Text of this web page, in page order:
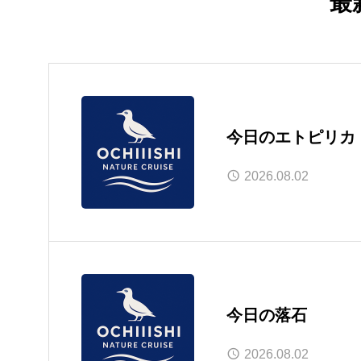
今日のエトピリカ
2026.08.02
今日の落石
2026.08.02